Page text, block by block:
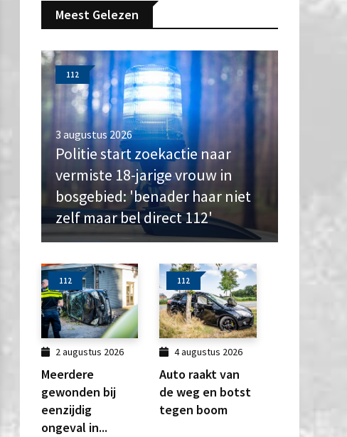
Meest Gelezen
112
3 augustus 2026
Politie start zoekactie naar
vermiste 18-jarige vrouw in
bosgebied: 'benader haar niet
zelf maar bel direct 112'
112
2 augustus 2026
Meerdere
gewonden bij
eenzijdig
ongeval in...
112
4 augustus 2026
Auto raakt van
de weg en botst
tegen boom